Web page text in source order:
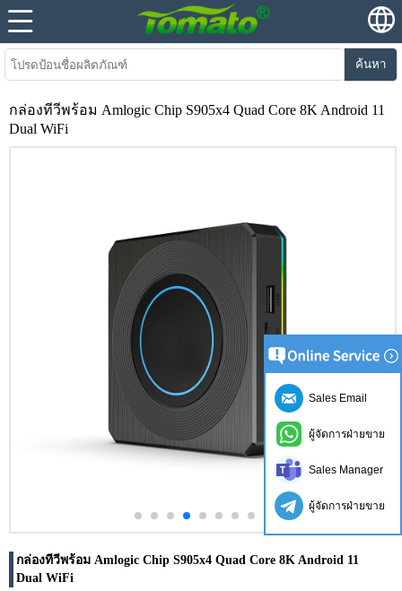
ค้นหา
กล่องทีวีพร้อม Amlogic Chip S905x4 Quad Core 8K Android 11
Dual WiFi
กล่องทีวีพร้อม Amlogic Chip S905x4 Quad Core 8K Android 11
Dual WiFi
Sales Email
ผู้จัดการฝ่ายขาย
Sales Manager
ผู้จัดการฝ่ายขาย